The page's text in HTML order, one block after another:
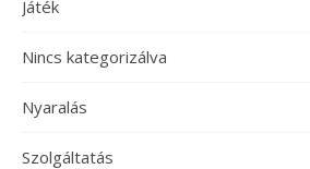
Játék
Nincs kategorizálva
Nyaralás
Szolgáltatás